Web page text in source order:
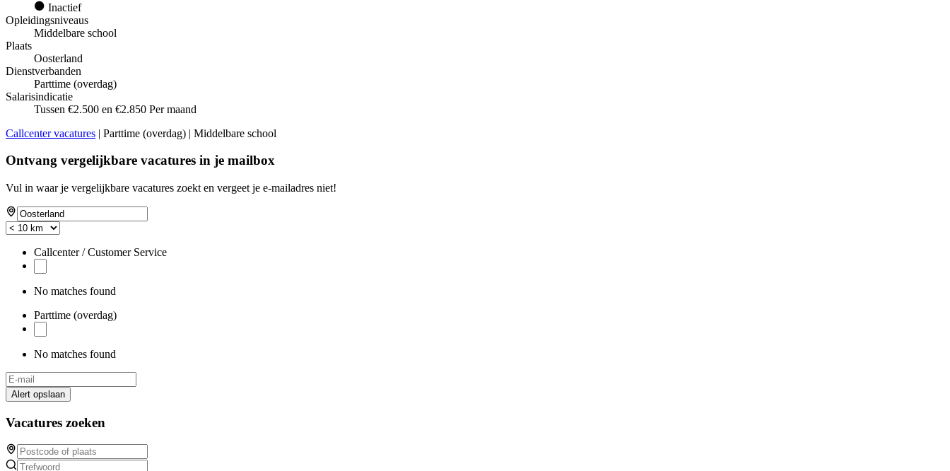
Inactief
Opleidingsniveaus
Middelbare school
Plaats
Oosterland
Dienstverbanden
Parttime (overdag)
Salarisindicatie
Tussen €2.500 en €2.850 Per maand
Callcenter vacatures | Parttime (overdag) | Middelbare school
Ontvang vergelijkbare vacatures in je mailbox
Vul in waar je vergelijkbare vacatures zoekt en vergeet je e-mailadres niet!
Callcenter / Customer Service
No matches found
Parttime (overdag)
No matches found
Alert opslaan
Vacatures zoeken